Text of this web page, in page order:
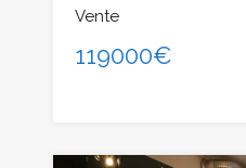
Vente
119000€